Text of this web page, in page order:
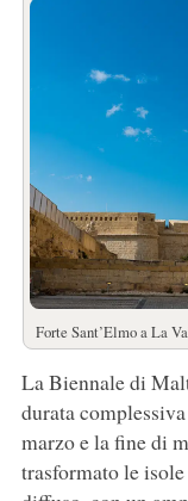
Forte Sant’Elmo a La
La Biennale di
durata
marzo e la fine di
trasformato le